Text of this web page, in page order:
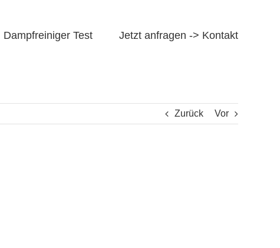
Dampfreiniger Test Jetzt anfragen -> Kontakt
Zurück Vor